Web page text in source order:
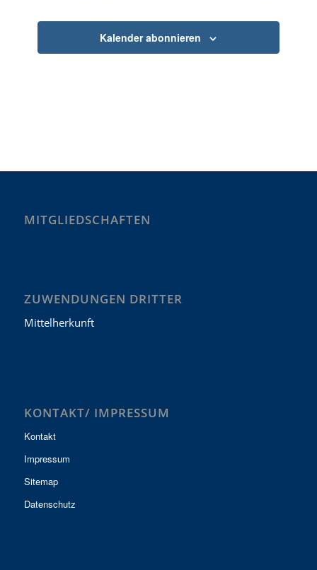
Kalender abonnieren
MITGLIEDSCHAFTEN
ZUWENDUNGEN DRITTER
Mittelherkunft
KONTAKT/ IMPRESSUM
Kontakt
Impressum
Sitemap
Datenschutz